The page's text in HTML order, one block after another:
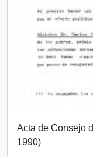
Acta de Consejo
1990)